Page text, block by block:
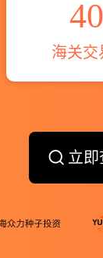
40
海关交
立